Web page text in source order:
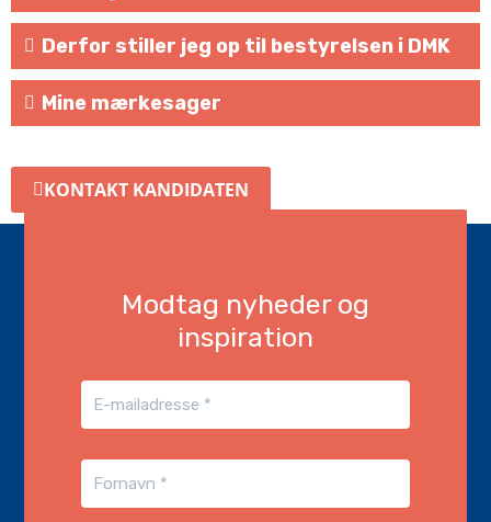
Derfor stiller jeg op til bestyrelsen i DMK
Mine mærkesager
KONTAKT KANDIDATEN
Modtag nyheder og
inspiration